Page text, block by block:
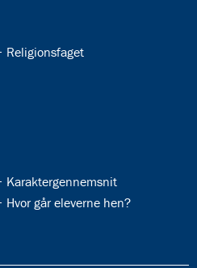
33.5:
Religionsfaget
33.12:
Karaktergennemsnit
33.14:
Hvor går eleverne hen?